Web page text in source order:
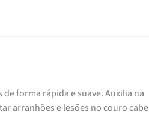
de forma rápida e suave. Auxilia na
arranhões e lesões no couro